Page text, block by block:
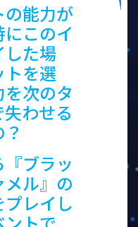
能力が
このイ
した場
を選
次のタ
わせる
ブラッ
ル』の
プレイし